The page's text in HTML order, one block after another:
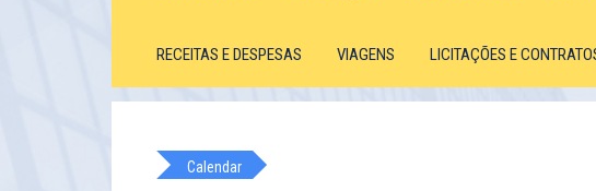
RECEITAS E DESPESAS VIAGENS LICITAÇÕES E
Calendar